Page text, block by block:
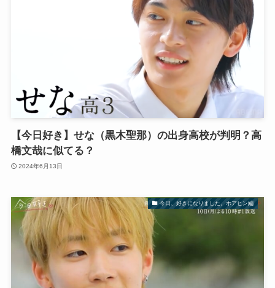
【今日好き】せな（黒木聖那）の出身高校が判明？高
橋文哉に似てる？
2024年6月13日
今日、好きになりました。ホアヒン編